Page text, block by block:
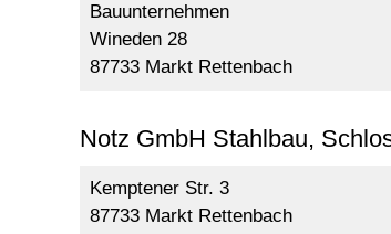
Bauunternehmen
Wineden 28
87733 Markt Rettenbach
Notz GmbH Stahlbau,
Kemptener Str. 3
87733 Markt Rettenbach